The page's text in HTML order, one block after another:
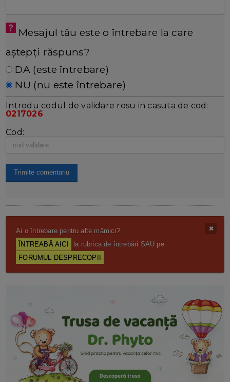
Mesajul tău este o întrebare la care
aștepți răspuns?
DA (este întrebare)
NU (nu este întrebare)
Introdu codul de validare rosu in casuta de cod:
0217026
Cod:
Ai o întrebare pentru alte mămici?
ÎNTREABĂ AICI
la rubrica de întrebări SAU pe
FORUMUL DESPRECOPII